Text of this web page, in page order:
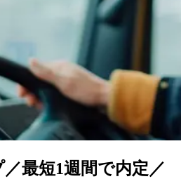
最短1週間で内定／